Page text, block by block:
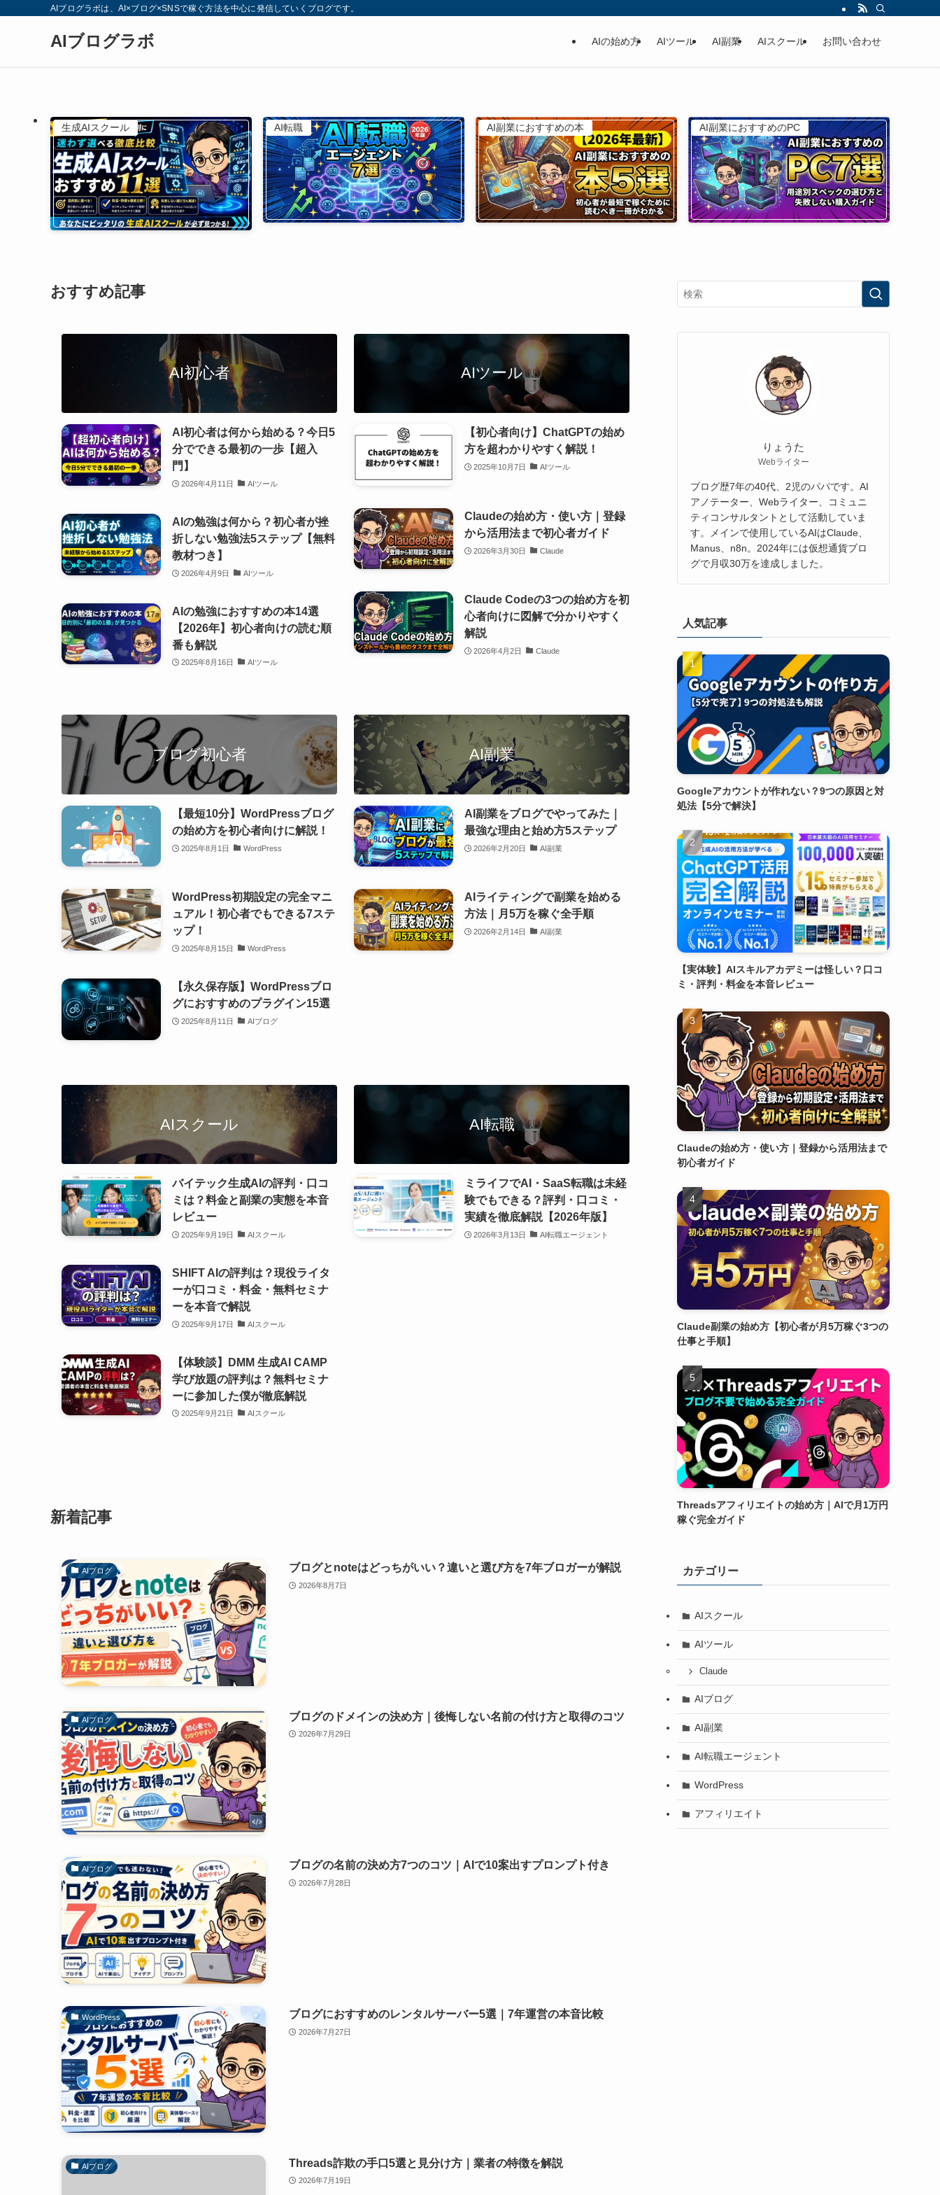
AIブログラボは、AI×ブログ×SNSで稼ぐ方法を中心に発信していくブログです。
AIブログラボ AIの始め方 AIツール AI副業 AIスクール お問い合わせ
生成AIスクール AI転職 AI副業におすすめの本 AI副業におすすめのPC
おすすめ記事
AI初心者
AI初心者は何から始める？今日5
分でできる最初の一歩【超入
門】
2026年4月11日 AIツール
AIの勉強は何から？初心者が挫
折しない勉強法5ステップ【無料
教材つき】
2026年4月9日 AIツール
AIの勉強におすすめの本14選
【2026年】初心者向けの読む順
番も解説
2025年8月16日 AIツール
AIツール
【初心者向け】ChatGPTの始め
方を超わかりやすく解説！
2025年10月7日 AIツール
Claudeの始め方・使い方｜登録
から活用法まで初心者ガイド
2026年3月30日 Claude
Claude Codeの3つの始め方を初
心者向けに図解で分かりやすく
解説
2026年4月2日 Claude
ブログ初心者
【最短10分】WordPressブログ
の始め方を初心者向けに解説！
2025年8月1日 WordPress
WordPress初期設定の完全マニ
ュアル！初心者でもできる7ステ
ップ！
2025年8月15日 WordPress
【永久保存版】WordPressブロ
グにおすすめのプラグイン15選
2025年8月11日 AIブログ
AI副業
AI副業をブログでやってみた｜
最強な理由と始め方5ステップ
2026年2月20日 AI副業
AIライティングで副業を始める
方法｜月5万を稼ぐ全手順
2026年2月14日 AI副業
AIスクール
バイテック生成AIの評判・口コ
ミは？料金と副業の実態を本音
レビュー
2025年9月19日 AIスクール
SHIFT AIの評判は？現役ライタ
ーが口コミ・料金・無料セミナ
ーを本音で解説
2025年9月17日 AIスクール
【体験談】DMM 生成AI CAMP
学び放題の評判は？無料セミナ
ーに参加した僕が徹底解説
2025年9月21日 AIスクール
AI転職
ミライフでAI・SaaS転職は未経
験でもできる？評判・口コミ・
実績を徹底解説【2026年版】
2026年3月13日 AI転職エージェント
新着記事
AIブログ ブログとnoteはどっちがいい？違いと選び方を7年ブロガーが解説
2026年8月7日
AIブログ ブログのドメインの決め方｜後悔しない名前の付け方と取得のコツ
2026年7月29日
AIブログ ブログの名前の決め方7つのコツ｜AIで10案出すプロンプト付き
2026年7月28日
WordPress ブログにおすすめのレンタルサーバー5選｜7年運営の本音比較
2026年7月27日
AIブログ Threads詐欺の手口5選と見分け方｜業者の特徴を解説
2026年7月19日
りょうた
Webライター
ブログ歴7年の40代、2児のパパです。AI
アノテーター、Webライター、コミュニ
ティコンサルタントとして活動していま
す。メインで使用しているAIはClaude、
Manus、n8n。2024年には仮想通貨ブロ
グで月収30万を達成しました。
人気記事
Googleアカウントが作れない？9つの原因と対
処法【5分で解決】
【実体験】AIスキルアカデミーは怪しい？口コ
ミ・評判・料金を本音レビュー
Claudeの始め方・使い方｜登録から活用法まで
初心者ガイド
Claude副業の始め方【初心者が月5万稼ぐ3つの
仕事と手順】
Threadsアフィリエイトの始め方｜AIで月1万円
稼ぐ完全ガイド
カテゴリー
AIスクール
AIツール
Claude
AIブログ
AI副業
AI転職エージェント
WordPress
アフィリエイト